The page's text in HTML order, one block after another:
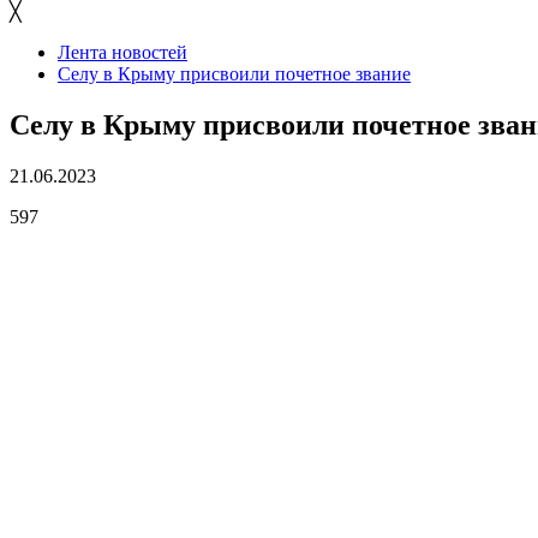
╳
Лента новостей
Селу в Крыму присвоили почетное звание
Селу в Крыму присвоили почетное
21.06.2023
597